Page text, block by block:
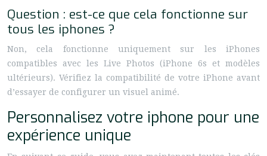
Question : est-ce que cela fonctionne sur
tous les iphones ?
Non, cela fonctionne uniquement sur les iPhones
compatibles avec les Live Photos (iPhone 6s et modèles
ultérieurs). Vérifiez la compatibilité de votre iPhone avant
d’essayer de configurer un visuel animé.
Personnalisez votre iphone pour une
expérience unique